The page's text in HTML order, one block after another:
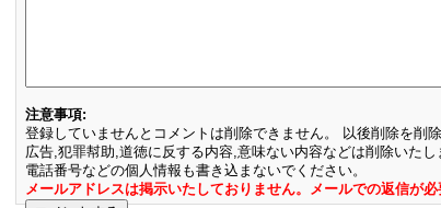
注意事項:
登録していませんとコメントは削除できません。 以後削除を削
広告,犯罪幇助,道徳に反する内容,意味ない内容などは削除いたし
電話番号などの個人情報も書き込まないでください。
メールアドレスは掲示いたしておりません。メールでの返信が必